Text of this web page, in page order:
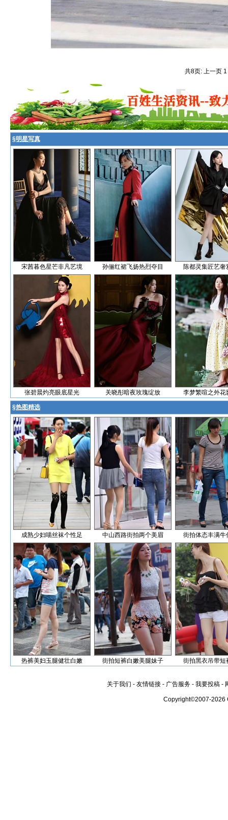
共8页: 上一页 1
§明星写真
宋茜暮色星芒非凡艺境 孙俪红裙飞扬热烈夺目 陈都灵集匠艺奢
张碧晨灼亮眼底星光 关晓彤暗夜玫瑰绽放 李梦繁喧之外花
§热图精选
成熟少妇喵丝袜个性足 中山西路街拍两个美眉 街拍体态丰满牛
热裤美妇玉腿健壮白嫩 街拍短裤白嫩美腿妹子 街拍黑衣吊带短
关于我们 - 友情链接 - 广告服务 - 我要投稿 -
Copyright©2007-2026